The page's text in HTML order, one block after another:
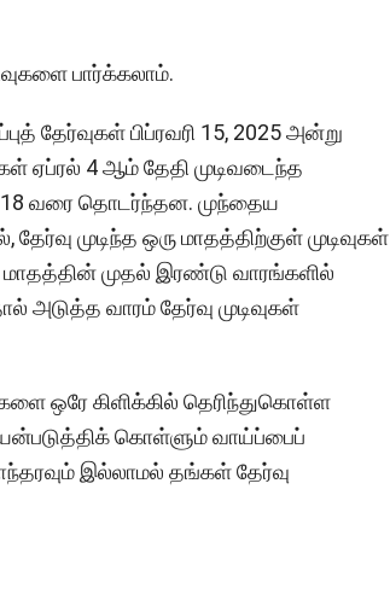
பார்க்கலாம்.
தேர்வுகள் பிப்ரவரி 15, 2025 அன்று
ஏப்ரல் 4 ஆம் தேதி முடிவடைந்த
18 வரை தொடர்ந்தன. முந்தைய
முடிந்த ஒரு மாதத்திற்குள் முடிவுகள்
முதல் இரண்டு வாரங்களில்
அடுத்த வாரம் தேர்வு முடிவுகள்
ஒரே கிளிக்கில் தெரிந்துகொள்ள
கொள்ளும் வாய்ப்பைப்
இல்லாமல் தங்கள் தேர்வு